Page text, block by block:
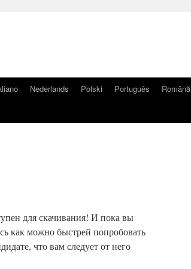
Nederlands Polski Português Română
для скачивания! И пока вы
как можно быстрей попробовать
что вам следует от него